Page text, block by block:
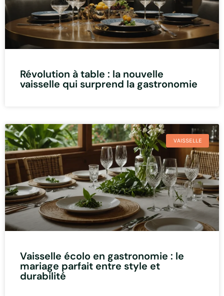
Révolution à table : la nouvelle
vaisselle qui surprend la gastronomie
VAISSELLE
Vaisselle écolo en gastronomie : le
mariage parfait entre style et
durabilité